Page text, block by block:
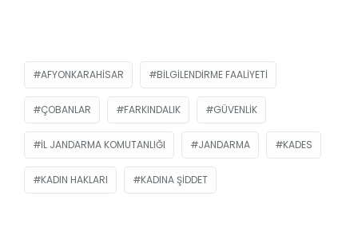
AFYONKARAHISAR BILGILENDIRME FAALIYETI
ÇOBANLAR FARKINDALIK GÜVENLIK
İL JANDARMA KOMUTANLIĞI JANDARMA KADES
KADIN HAKLARI KADINA ŞIDDET